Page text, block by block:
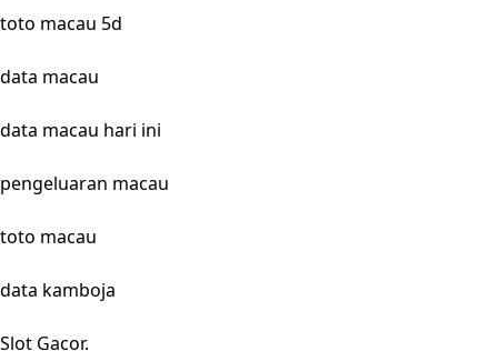
toto macau 5d
data macau
data macau hari ini
pengeluaran macau
toto macau
data kamboja
Slot Gacor.